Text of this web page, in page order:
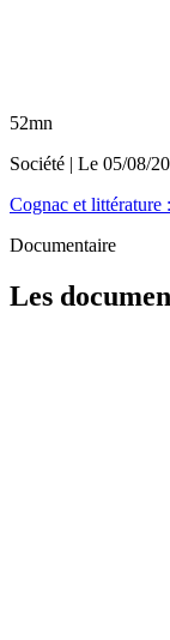
52mn
Société | Le 05/08/
Cognac et littérature
Documentaire
Les